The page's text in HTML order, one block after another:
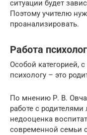
ситуации будет
Поэтому учителю
проанализировать.
Работа
Особой категорией,
психологу – это
По мнению Р. В.
работе с родителями
недооценка
современной семьи